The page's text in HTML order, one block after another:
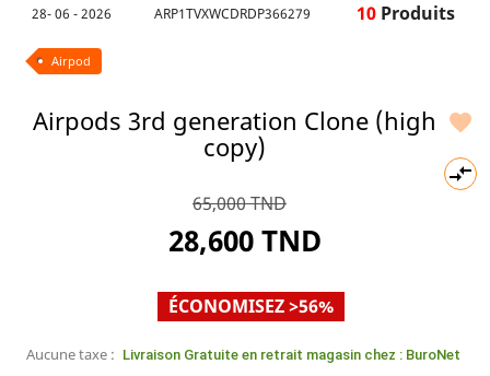
28- 06 - 2026 ARP1TVXWCDRDP366279 10 Produits
Airpod


Airpods 3rd generation Clone (high
copy)
65,000 TND
28,600 TND
ÉCONOMISEZ >56%
Aucune taxe : Livraison Gratuite en retrait magasin chez : BuroNet